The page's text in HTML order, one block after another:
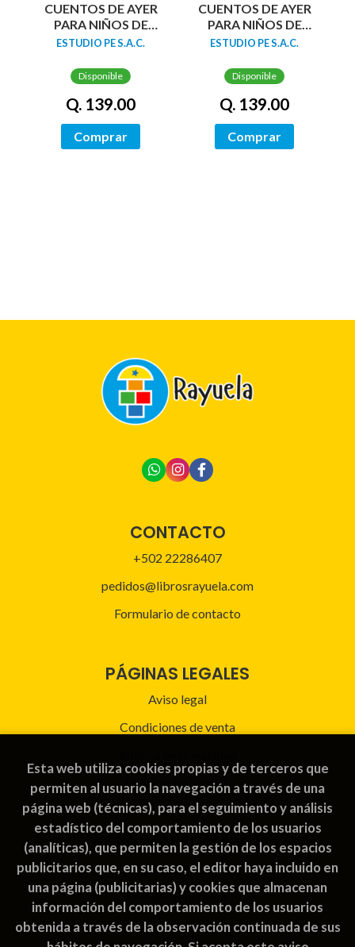
CUENTOS DE AYER
PARA NIÑOS DE
HOY 2
ESTUDIO PE S.A.C.
Disponible
Q. 139.00
Comprar
CUENTOS DE AYER
PARA NIÑOS DE
HOY 1
ESTUDIO PE S.A.C.
Disponible
Q. 139.00
Comprar
CONTACTO
+502 22286407
pedidos@librosrayuela.com
Formulario de contacto
PÁGINAS LEGALES
Aviso legal
Condiciones de venta
Política de Cookies
ATENCIÓN AL CLIENTE
Quiénes somos
Pedidos especiales
Esta web utiliza cookies propias y de terceros que
permiten al usuario la navegación a través de una
página web (técnicas), para el seguimiento y análisis
estadístico del comportamiento de los usuarios
(analíticas), que permiten la gestión de los espacios
publicitarios que, en su caso, el editor haya incluido en
una página (publicitarias) y cookies que almacenan
información del comportamiento de los usuarios
obtenida a través de la observación continuada de sus